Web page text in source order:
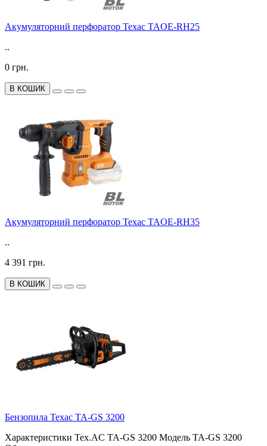
Акумуляторний перфоратор Техас TAOE-RH25
..
0 грн.
В КОШИК
Акумуляторний перфоратор Техас TAOE-RH35
..
4 391 грн.
В КОШИК
Бензопила Техас TA-GS 3200
Характеристики Tex.AC TA-GS 3200 Модель TA-GS 3200